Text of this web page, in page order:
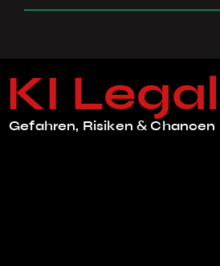
KI Legal
Gefahren, Risiken & Chancen